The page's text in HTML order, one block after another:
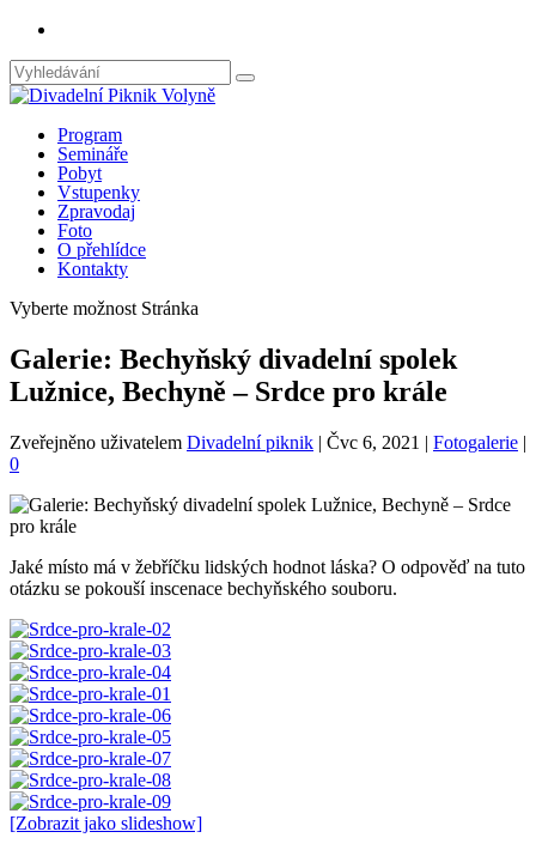
Program
Semináře
Pobyt
Vstupenky
Zpravodaj
Foto
O přehlídce
Kontakty
Vyberte možnost Stránka
Galerie: Bechyňský divadelní spolek
Lužnice, Bechyně – Srdce pro krále
Zveřejněno uživatelem Divadelní piknik | Čvc 6, 2021 | Fotogalerie |
0
Jaké místo má v žebříčku lidských hodnot láska? O odpověď na tuto
otázku se pokouší inscenace bechyňského souboru.
[Zobrazit jako slideshow]